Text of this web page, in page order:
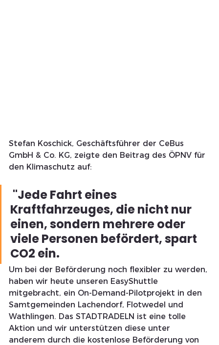
Stefan Koschick, Geschäftsführer der CeBus
GmbH & Co. KG, zeigte den Beitrag des ÖPNV für
den Klimaschutz auf:
Kraftfahrzeuges, die nicht nur
einen, sondern mehrere oder
viele Personen befördert, spart
CO2 ein.
Um bei der Beförderung noch flexibler zu werden,
haben wir heute unseren EasyShuttle
mitgebracht, ein On-Demand-Pilotprojekt in den
Samtgemeinden Lachendorf, Flotwedel und
Wathlingen. Das STADTRADELN ist eine tolle
Aktion und wir unterstützen diese unter
anderem durch die kostenlose Beförderung von